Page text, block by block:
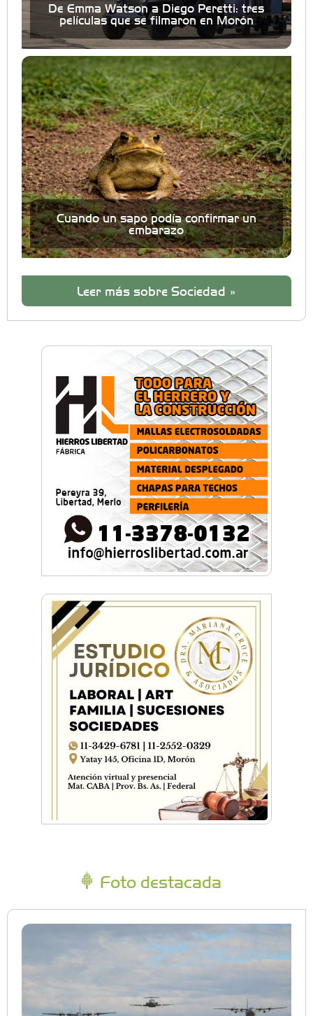
De Emma Watson a Diego Peretti: tres
películas que se filmaron en Morón
Cuando un sapo podía confirmar un
embarazo
Leer más sobre Sociedad »
Foto destacada